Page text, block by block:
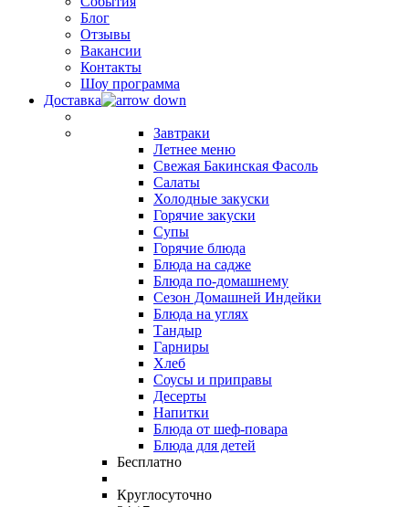
Блог
Отзывы
Вакансии
Контакты
Шоу программа
Доставка
Завтраки
Летнее меню
Свежая Бакинская Фасоль
Салаты
Холодные закуски
Горячие закуски
Супы
Горячие блюда
Блюда на садже
Блюда по-домашнему
Сезон Домашней Индейки
Блюда на углях
Тандыр
Гарниры
Хлеб
Соусы и приправы
Десерты
Напитки
Блюда от шеф-повара
Блюда для детей
Бесплатно
Круглосуточно